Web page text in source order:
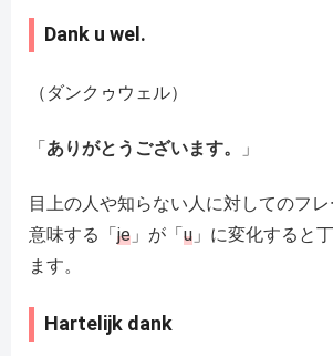
Dank u wel.
（ダンクゥウェル）
「ありがとうございます。 」
目上の人や知らない人に対してのフ
意味する「 je 」が「 u 」に変化すると
ます。
Hartelijk dank